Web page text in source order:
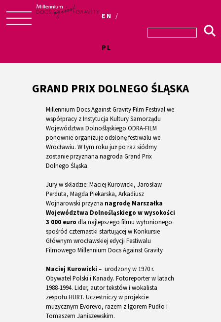
EN
PL
GRAND PRIX DOLNEGO ŚLĄSKA
Millennium Docs Against Gravity Film Festival we
współpracy z Instytucja Kultury Samorządu
Województwa Dolnośląskiego ODRA-FILM
ponownie organizuje odsłonę festiwalu we
Wrocławiu. W tym roku już po raz siódmy
zostanie przyznana nagroda Grand Prix
Dolnego Śląska.
Jury w składzie: Maciej Kurowicki, Jarosław
Perduta, Magda Piekarska, Arkadiusz
Wojnarowski przyzna nagrodę Marszałka
Województwa Dolnośląskiego w wysokości
3 000 euro dla najlepszego filmu wyłonionego
spośród czternastki startującej w Konkursie
Głównym wrocławskiej edycji Festiwalu
Filmowego Millennium Docs Against Gravity
Maciej Kurowicki – urodzony w 1970 r.
Obywatel Polski i Kanady. Fotoreporter w latach
1988-1994. Lider, autor tekstów i wokalista
zespołu HURT. Uczestniczy w projekcie
muzycznym Evorevo, razem z Igorem Pudło i
Tomaszem Janiszewskim.